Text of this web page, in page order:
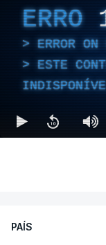
ERRO
ERROR
ESTE
PAÍS